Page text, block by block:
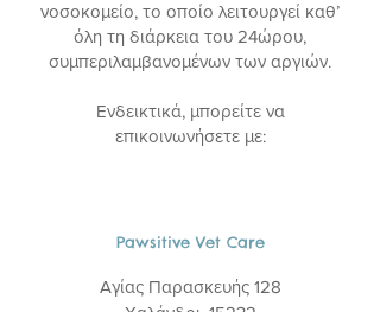
νοσοκομείο, το οποίο λειτουργεί καθ’
όλη τη διάρκεια του 24ώρου,
συμπεριλαμβανομένων των αργιών.
Ενδεικτικά, μπορείτε να
επικοινωνήσετε με:
Pawsitive Vet Care
Αγίας Παρασκευής 128